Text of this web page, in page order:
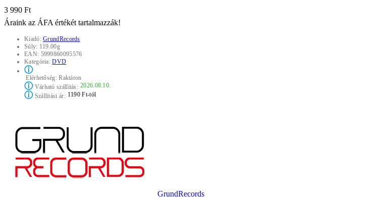
3 990 Ft
Áraink az ÁFA értékét tartalmazzák!
Kiadó:GrundRecords
Súly: 119.00g
EAN: 5999860095576
Kategória:DVD
ⓘ
Elérhetőség:Raktáron
ⓘVárható szállítás: 2026.08.10.
ⓘSzállítási ár: 1190 Ft-tól
GrundRecords